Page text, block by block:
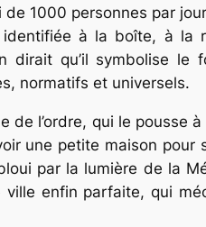
1000 personnes par
identifiée à la boîte, à la
dirait qu’il symbolise le
normatifs et universels.
l’ordre, qui le pousse
une petite maison
par la lumière de la
enfin parfaite, qui